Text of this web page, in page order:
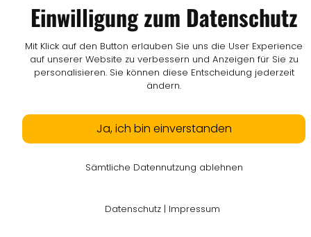
Einwilligung zum Datenschutz
Mit Klick auf den Button erlauben Sie uns die User Experience
auf unserer Website zu verbessern und Anzeigen für Sie zu
personalisieren. Sie können diese Entscheidung jederzeit
ändern.
Ja, ich bin einverstanden
Sämtliche Datennutzung ablehnen
Datenschutz | Impressum